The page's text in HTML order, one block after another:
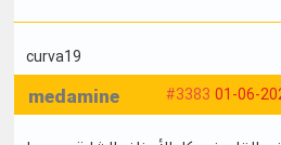
curva19
#3383 01-06-
medamine